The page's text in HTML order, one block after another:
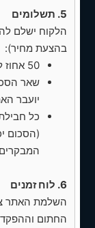
שלב שני:
עבודה
*ימי עסקים,
למורכבות
הלקוח
מה נדרש
✅ חתימה על
✅ שליחת
הערות
5. תשלומים
הלקוח ישלם
בהצעת מחיר):
50 אחוז לאחר החתימה על החוזה
שאר
יועבר
כל
(הסכום
6. לוח זמנים
החתום